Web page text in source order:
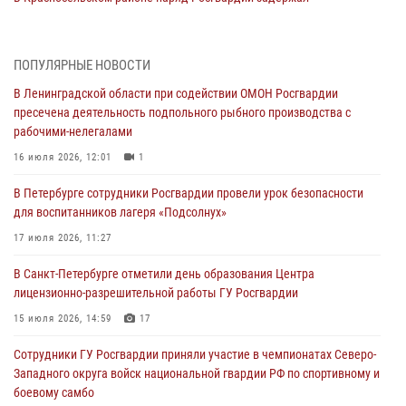
06 августа 2026, 13:39 1
В Центральном районе росгвардейцы оперативно задержали
хулигана, стрелявшего из пускового устройства рядом с жилыми
домами
06 августа 2026, 11:36
Сотрудники и военнослужащие Росгвардии обеспечили
правопорядок при проведении матча "Зенит" - "Балтика"
06 августа 2026, 07:30
В Выборгском районе наряд Росгвардии обнаружил
разыскиваемый преступный автотранспорт
05 августа 2026, 12:25 2
Петербургские росгвардейцы обнаружили объявленный в розыск
автомобиль, ранее использовавшийся при совершении кражи в
Ленобласти
ПОПУЛЯРНЫЕ НОВОСТИ
В Ленинградской области при содействии ОМОН Росгвардии
пресечена деятельность подпольного рыбного производства с
рабочими-нелегалами
16 июля 2026, 12:01 1
В Петербурге сотрудники Росгвардии провели урок безопасности
для воспитанников лагеря «Подсолнух»
17 июля 2026, 11:27
В Санкт-Петербурге отметили день образования Центра
лицензионно-разрешительной работы ГУ Росгвардии
15 июля 2026, 14:59 17
Сотрудники ГУ Росгвардии приняли участие в чемпионатах Северо-
Западного округа войск национальной гвардии РФ по спортивному и
боевому самбо